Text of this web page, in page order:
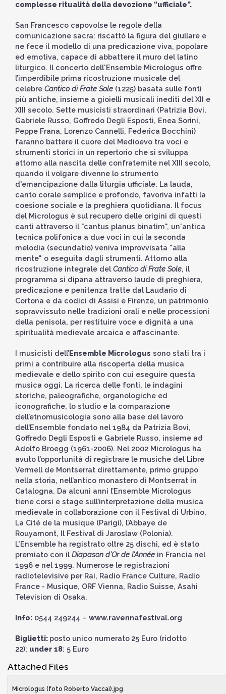
complesse ritualità della devozione “ufficiale”.
San Francesco capovolse le regole della
comunicazione sacra: riscattò la figura del giullare e
ne fece il modello di una predicazione viva, popolare
ed emotiva, capace di abbattere il muro del latino
liturgico. Il concerto dell'Ensemble Micrologus offre
l’imperdibile prima ricostruzione musicale del
celebre Cantico di Frate Sole (1225) basata sulle fonti
più antiche, insieme a gioielli musicali inediti del XII e
XIII secolo. Sette musicisti straordinari (Patrizia Bovi,
Gabriele Russo, Goffredo Degli Esposti, Enea Sorini,
Peppe Frana, Lorenzo Cannelli, Federica Bocchini)
faranno battere il cuore del Medioevo tra voci e
strumenti storici in un repertorio che si sviluppa
attorno alla nascita delle confraternite nel XIII secolo,
quando il volgare divenne lo strumento
d'emancipazione dalla liturgia ufficiale. La lauda,
canto corale semplice e profondo, favoriva infatti la
coesione sociale e la preghiera quotidiana. Il focus
del Micrologus è sul recupero delle origini di questi
canti attraverso il "cantus planus binatim", un'antica
tecnica polifonica a due voci in cui la seconda
melodia (secundatio) veniva improvvisata "alla
mente" o eseguita dagli strumenti. Attorno alla
ricostruzione integrale delCantico di Frate Sole, il
programma si dipana attraverso laude di preghiera,
predicazione e penitenza tratte dal Laudario di
Cortona e da codici di Assisi e Firenze, un patrimonio
sopravvissuto nelle tradizioni orali e nelle processioni
della penisola, per restituire voce e dignità a una
spiritualità medievale arcaica e affascinante.
I musicisti dell’Ensemble Micrologus sono stati tra i
primi a contribuire alla riscoperta della musica
medievale e dello spirito con cui eseguire questa
musica oggi. La ricerca delle fonti, le indagini
storiche, paleografiche, organologiche ed
iconografiche, lo studio e la comparazione
dell’etnomusicologia sono alla base del lavoro
dell’Ensemble fondato nel 1984 da Patrizia Bovi,
Goffredo Degli Esposti e Gabriele Russo, insieme ad
Adolfo Broegg (1961-2006). Nel 2002 Micrologus ha
avuto l’opportunità di registrare le musiche del Libre
Vermell de Montserrat direttamente, primo gruppo
nella storia, nell’antico monastero di Montserrat in
Catalogna. Da alcuni anni l’Ensemble Micrologus
tiene corsi e stage sull’interpretazione della musica
medievale in collaborazione con il Festival di Urbino,
La Cité de la musique (Parigi), l’Abbaye de
Rouyamont, Il Festival di Jaroslaw (Polonia).
L'Ensemble ha registrato oltre 25 dischi, ed è stato
premiato con ilDiapason d’Or de l’Année in Francia nel
1996 e nel 1999. Numerose le registrazioni
radiotelevisive per Rai, Radio France Culture, Radio
France - Musique, ORF Vienna, Radio Suisse, Asahi
Television di Osaka.
Info: 0544 249244 – www.ravennafestival.org
Biglietti: posto unico numerato 25 Euro (ridotto
22); under 18: 5 Euro
Attached Files
Micrologus (foto Roberto Vaccai).jpg